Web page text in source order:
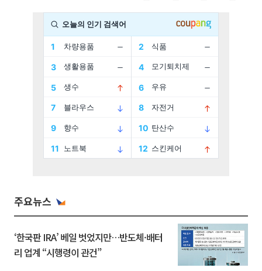
주요뉴스
‘한국판 IRA’ 베일 벗었지만…반도체·배터
리 업계 “시행령이 관건”